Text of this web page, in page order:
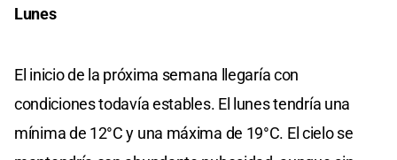
Lunes
El inicio de la próxima semana llegaría con
condiciones todavía estables. El lunes tendría una
mínima de 12°C y una máxima de 19°C. El cielo se